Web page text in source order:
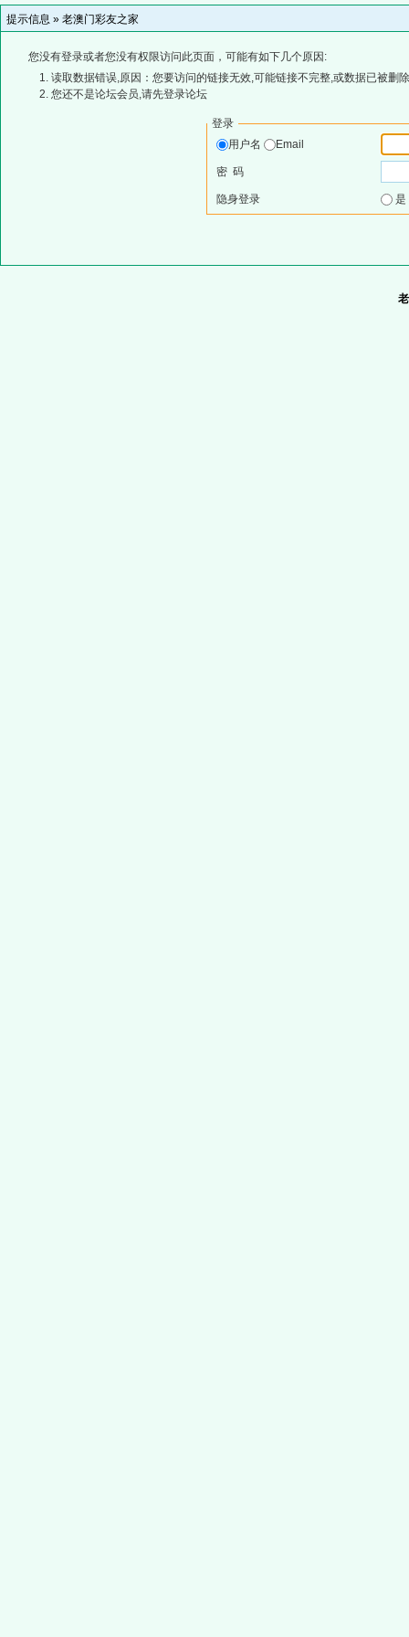
提示信息 » 老澳门彩友之家
您没有登录或者您没有权限访问此页面，可能有如下几个原因:
读取数据错误,原因：您要访问的链接无效,可能链接不完整,或数据已被删
您还不是论坛会员,请先登录论坛
登录
用户名
Email
密 码
隐身登录